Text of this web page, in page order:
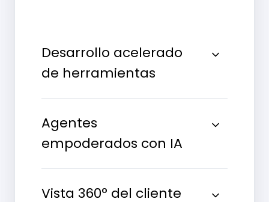
Desarrollo acelerado
de herramientas
Agentes
empoderados con IA
Vista 360° del cliente